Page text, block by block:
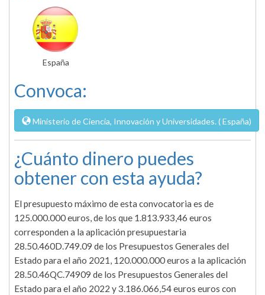
España
Convoca:
Ministerio de Ciencia, Innovación y Universidades. ( España)
¿Cuánto dinero puedes
obtener con esta ayuda?
El presupuesto máximo de esta convocatoria es de
125.000.000 euros, de los que 1.813.933,46 euros
corresponden a la aplicación presupuestaria
28.50.460D.749.09 de los Presupuestos Generales del
Estado para el año 2021, 120.000.000 euros a la aplicación
28.50.46QC.74909 de los Presupuestos Generales del
Estado para el año 2022 y 3.186.066,54 euros euros con